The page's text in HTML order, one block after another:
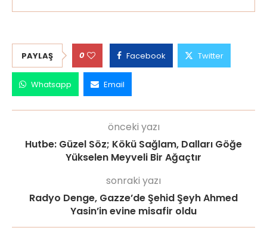
PAYLAŞ 0 Facebook Twitter
Whatsapp Email
önceki yazı
Hutbe: Güzel Söz; Kökü Sağlam, Dalları Göğe
Yükselen Meyveli Bir Ağaçtır
sonraki yazı
Radyo Denge, Gazze’de Şehid Şeyh Ahmed
Yasin’in evine misafir oldu